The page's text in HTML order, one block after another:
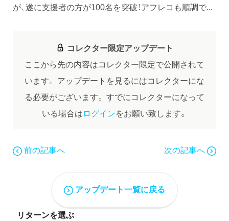
が、遂に支援者の方が100名を突破！アフレコも順調で...
コレクター限定アップデート
ここから先の内容はコレクター限定で公開されて
います。 アップデートを見るにはコレクターにな
る必要がございます。 すでにコレクターになって
いる場合はログインをお願い致します。
前の記事へ 次の記事へ
アップデート一覧に戻る
リターンを選ぶ